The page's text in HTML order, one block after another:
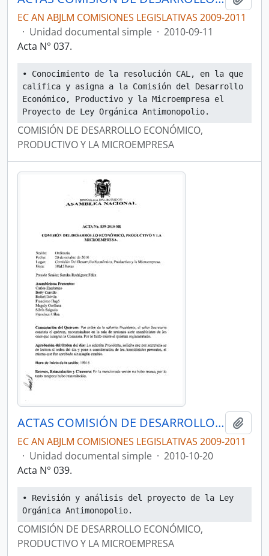
EC AN ABJLM COMISIONES LEGISLATIVAS 2009-2011
· Unidad documental simple · 2010-09-11
Acta N° 037.
• Conocimiento de la resolución CAL, en la que
califica y asigna a la Comisión del Desarrollo
Económico, Productivo y la Microempresa el
Proyecto de Ley Orgánica Antimonopolio.
COMISIÓN DE DESARROLLO ECONÓMICO,
PRODUCTIVO Y LA MICROEMPRESA
ACTAS COMISIÓN DE DESARROLLO ECONÓMICO, PRODUCTIVO Y LA MICROEMPRESA
EC AN ABJLM COMISIONES LEGISLATIVAS 2009-2011
· Unidad documental simple · 2010-10-20
Acta N° 039.
• Revisión y análisis del proyecto de la Ley
Orgánica Antimonopolio.
COMISIÓN DE DESARROLLO ECONÓMICO,
PRODUCTIVO Y LA MICROEMPRESA